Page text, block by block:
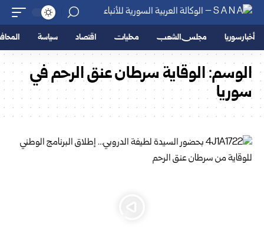
أخبار سوريا مجلس الشعب محليات اقتصاد سياسة
الوسم:الوقاية ﺳﺮﻃﺎن ﻋﻨﻖ اﻟﺮﺣﻢ ﻓﻲ
ﺳﻮرﻳﺎ